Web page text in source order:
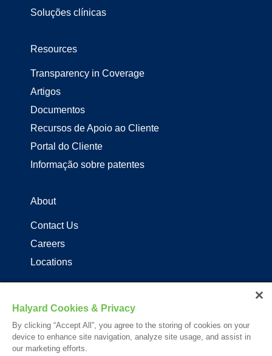
Soluções clínicas
Resources
Transparency in Coverage
Artigos
Documentos
Recursos de Apoio ao Cliente
Portal do Cliente
Informação sobre patentes
About
Contact Us
Careers
Locations
Halyard Cookies & Privacy
By clicking “Accept All”, you agree to the storing of cookies on your
device to enhance site navigation, analyze site usage, and assist in
our marketing efforts.